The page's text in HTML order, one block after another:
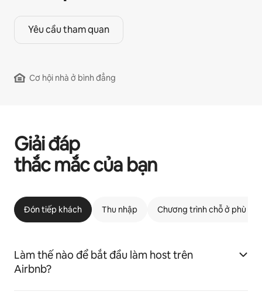
Yêu cầu tham quan
Cơ hội nhà ở bình đẳng
Giải đáp
thắc mắc của bạn
Đón tiếp khách Thu nhập Chương trình chỗ ở phù
Làm thế nào để bắt đầu làm host trên
Airbnb?